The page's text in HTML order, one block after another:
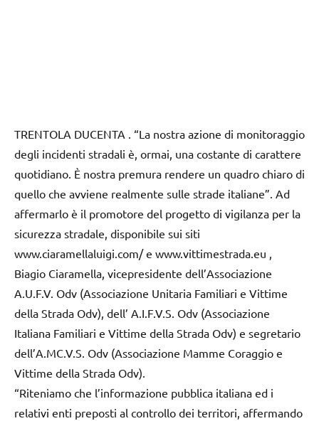
TRENTOLA DUCENTA . “La nostra azione di monitoraggio
degli incidenti stradali è, ormai, una costante di carattere
quotidiano. È nostra premura rendere un quadro chiaro di
quello che avviene realmente sulle strade italiane”. Ad
affermarlo è il promotore del progetto di vigilanza per la
sicurezza stradale, disponibile sui siti
www.ciaramellaluigi.com/ e www.vittimestrada.eu ,
Biagio Ciaramella, vicepresidente dell’Associazione
A.U.F.V. Odv (Associazione Unitaria Familiari e Vittime
della Strada Odv), dell’ A.I.F.V.S. Odv (Associazione
Italiana Familiari e Vittime della Strada Odv) e segretario
dell’A.MC.V.S. Odv (Associazione Mamme Coraggio e
Vittime della Strada Odv).
“Riteniamo che l’informazione pubblica italiana ed i
relativi enti preposti al controllo dei territori, affermando